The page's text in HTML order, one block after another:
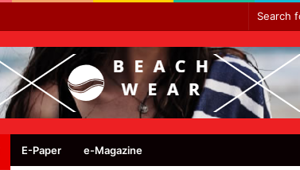
E-Paper e-Magazine